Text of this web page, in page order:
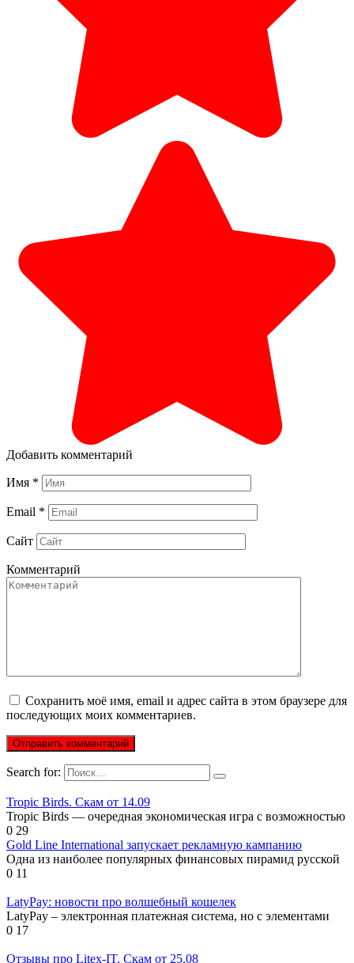
Добавить комментарий
Имя *
Email *
Сайт
Комментарий
Сохранить моё имя, email и адрес сайта в этом браузере для
последующих моих комментариев.
Search for:
Tropic Birds. Скам от 14.09
Tropic Birds — очередная экономическая игра с возможностью
0 29
Gold Line International запускает рекламную кампанию
Одна из наиболее популярных финансовых пирамид русской
0 11
LatyPay: новости про волшебный кошелек
LatyPay – электронная платежная система, но с элементами
0 17
Отзывы про Litex-IT. Скам от 25.08